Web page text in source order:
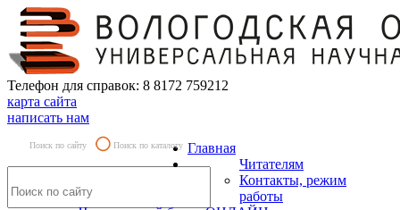
Телефон для справок: 8 8172 759212
карта сайта
написать нам
Поиск по сайту Поиск по каталогу Главная
Читателям
Контакты, режим
работы